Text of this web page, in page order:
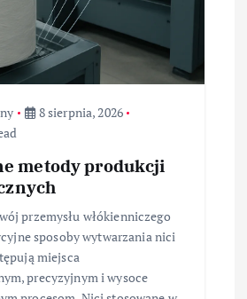
8 sierpnia, 2026
metody produkcji
przemysłu włókienniczego
sposoby wytwarzania nici
miejsca
precyzyjnym i wysoce